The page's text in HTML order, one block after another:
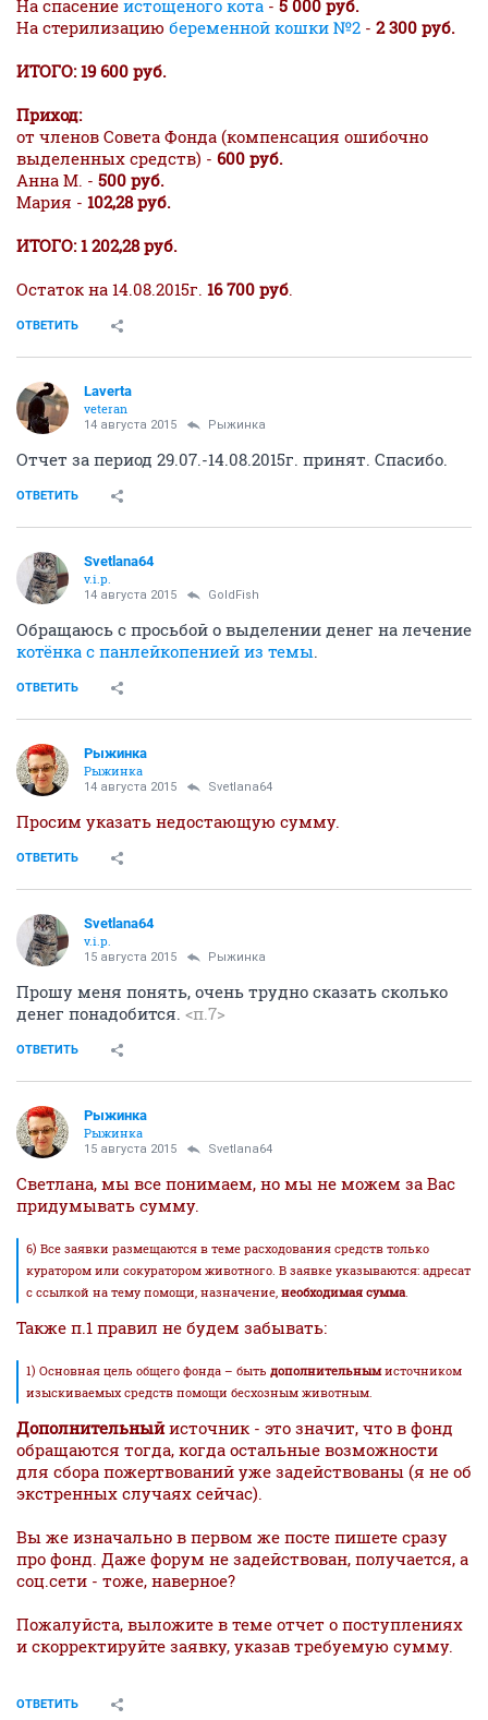
На спасение истощеного кота - 5 000 руб.
На стерилизацию беременной кошки №2 - 2 300 руб.
ИТОГО: 19 600 руб.
Приход:
от членов Совета Фонда (компенсация ошибочно
выделенных средств) - 600 руб.
Анна М. - 500 руб.
Мария - 102,28 руб.
ИТОГО: 1 202,28 руб.
Остаток на 14.08.2015г. 16 700 руб.
ОТВЕТИТЬ
Laverta
veteran
14 августа 2015 Рыжинка
Отчет за период 29.07.-14.08.2015г. принят. Спасибо.
ОТВЕТИТЬ
Svetlana64
v.i.p.
14 августа 2015 GoldFish
Обращаюсь с просьбой о выделении денег на лечение
котёнка с панлейкопенией из темы.
ОТВЕТИТЬ
Рыжинка
Рыжинка
14 августа 2015 Svetlana64
Просим указать недостающую сумму.
ОТВЕТИТЬ
Svetlana64
v.i.p.
15 августа 2015 Рыжинка
Прошу меня понять, очень трудно сказать сколько
денег понадобится. <п.7>
ОТВЕТИТЬ
Рыжинка
Рыжинка
15 августа 2015 Svetlana64
Светлана, мы все понимаем, но мы не можем за Вас
придумывать сумму.
6) Все заявки размещаются в теме расходования средств только
куратором или сокуратором животного. В заявке указываются: адресат
с ссылкой на тему помощи, назначение, необходимая сумма.
Также п.1 правил не будем забывать:
1) Основная цель общего фонда – быть дополнительнымисточником
изыскиваемых средств помощи бесхозным животным.
Дополнительныйисточник - это значит, что в фонд
обращаются тогда, когда остальные возможности
для сбора пожертвований уже задействованы (я не об
экстренных случаях сейчас).
Вы же изначально в первом же посте пишете сразу
про фонд. Даже форум не задействован, получается, а
соц.сети - тоже, наверное?
Пожалуйста, выложите в теме отчет о поступлениях
и скорректируйте заявку, указав требуемую сумму.
ОТВЕТИТЬ